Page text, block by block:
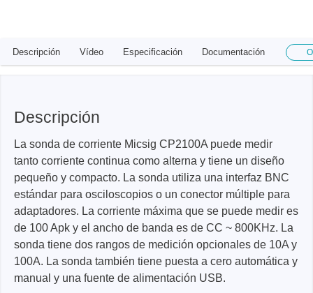
Descripción Vídeo Especificación Documentación
Descripción
La sonda de corriente Micsig CP2100A puede medir
tanto corriente continua como alterna y tiene un diseño
pequeño y compacto. La sonda utiliza una interfaz BNC
estándar para osciloscopios o un conector múltiple para
adaptadores. La corriente máxima que se puede medir es
de 100 Apk y el ancho de banda es de CC ~ 800KHz. La
sonda tiene dos rangos de medición opcionales de 10A y
100A. La sonda también tiene puesta a cero automática y
manual y una fuente de alimentación USB.